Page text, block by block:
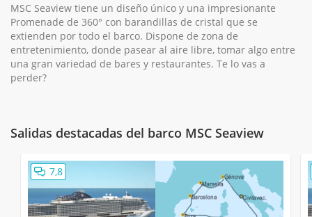
MSC Seaview tiene un diseño único y una impresionante
Promenade de 360° con barandillas de cristal que se
extienden por todo el barco. Dispone de zona de
entretenimiento, donde pasear al aire libre, tomar algo entre
una gran variedad de bares y restaurantes. Te lo vas a
perder?
Salidas destacadas del barco MSC Seaview
7,8